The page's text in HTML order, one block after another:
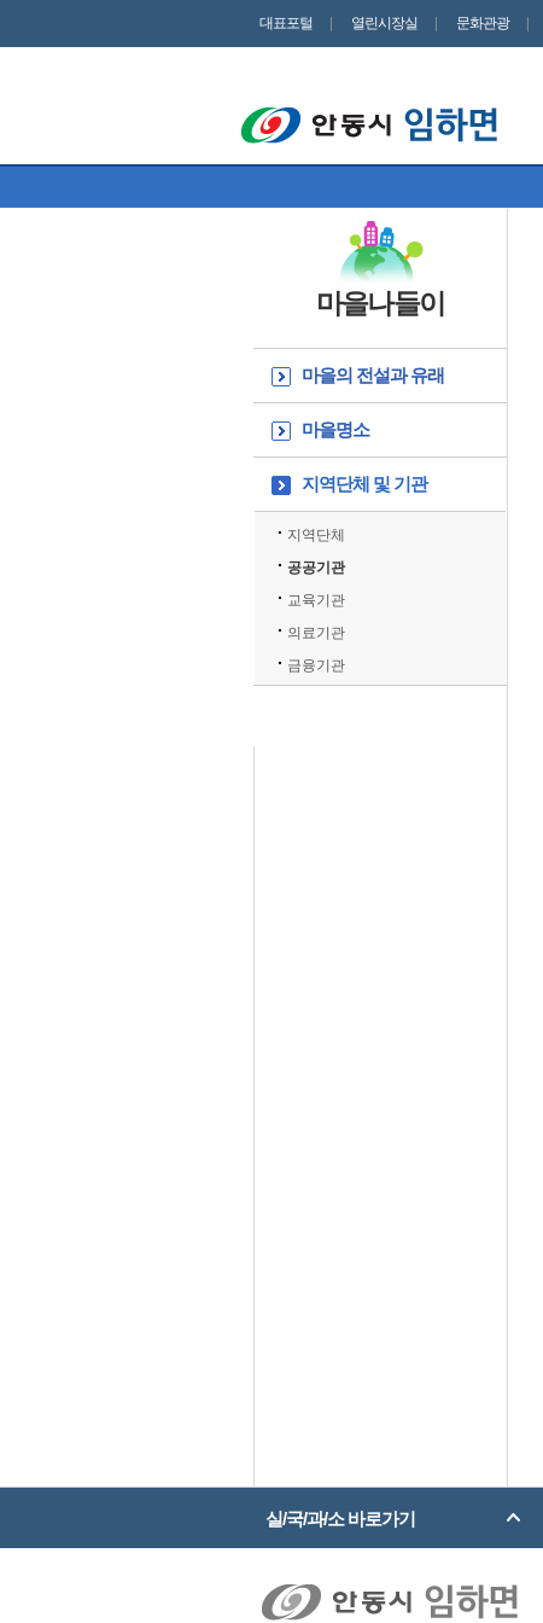
대표포털 열린시장실 문화관광
마을나들이
마을의 전설과 유래
마을명소
지역단체 및 기관
지역단체
공공기관
교육기관
의료기관
금융기관
실/국/과/소 바로가기